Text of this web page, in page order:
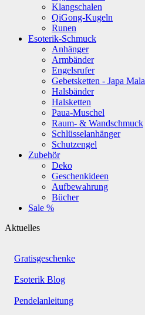
Klangschalen
QiGong-Kugeln
Runen
Esoterik-Schmuck
Anhänger
Armbänder
Engelsrufer
Gebetsketten - Japa Mala
Halsbänder
Halsketten
Paua-Muschel
Raum- & Wandschmuck
Schlüsselanhänger
Schutzengel
Zubehör
Deko
Geschenkideen
Aufbewahrung
Bücher
Sale %
Aktuelles
Gratisgeschenke
Esoterik Blog
Pendelanleitung